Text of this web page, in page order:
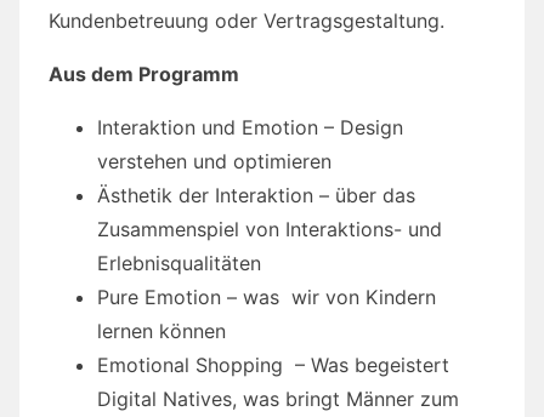
Kundenbetreuung oder Vertragsgestaltung.
Aus dem Programm
Interaktion und Emotion – Design
verstehen und optimieren
Ästhetik der Interaktion – über das
Zusammenspiel von Interaktions- und
Erlebnisqualitäten
Pure Emotion – was wir von Kindern
lernen können
Emotional Shopping – Was begeistert
Digital Natives, was bringt Männer zum